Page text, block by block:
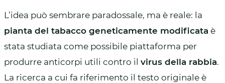
L’idea può sembrare paradossale, ma è reale: la
pianta del tabacco geneticamente modificata è
stata studiata come possibile piattaforma per
produrre anticorpi utili contro il virus della rabbia.
La ricerca a cui fa riferimento il testo originale è